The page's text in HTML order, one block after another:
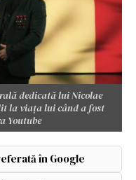
dedicată lui Nicolae
la viața lui când a fost
Youtube
în Google